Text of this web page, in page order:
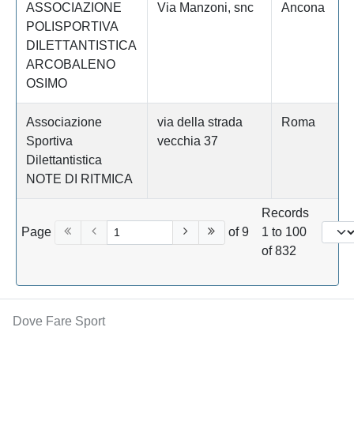
ASSOCIAZIONE
POLISPORTIVA
DILETTANTISTICA
ARCOBALENO
OSIMO
Via Manzoni, snc Ancona
Associazione
Sportiva
Dilettantistica
NOTE DI RITMICA
via della strada
vecchia 37
Roma
Page of 9
Records
1 to 100
of 832
Dove Fare Sport